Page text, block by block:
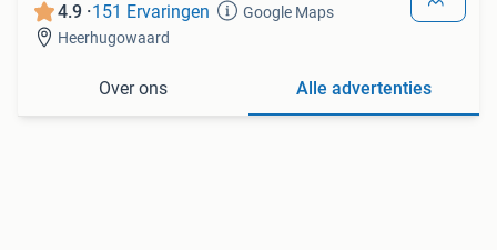
4.9 ·151 Ervaringen
Google Maps
Heerhugowaard
Over ons Alle advertenties